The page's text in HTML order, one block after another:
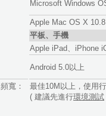
Microsoft Windows
Apple Mac OS X
平板、手機
Apple iPad、iPhone
Android 5.0以上
頻寬：
最佳10M以上，使用
( 建議先進行環境測試